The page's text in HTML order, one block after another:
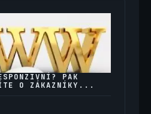
PAK
O ZÁKAZNÍKY...